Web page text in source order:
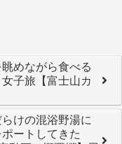
眺めながら食べる
子旅【富士山カ
らけの混浴野湯に
ポートしてきた